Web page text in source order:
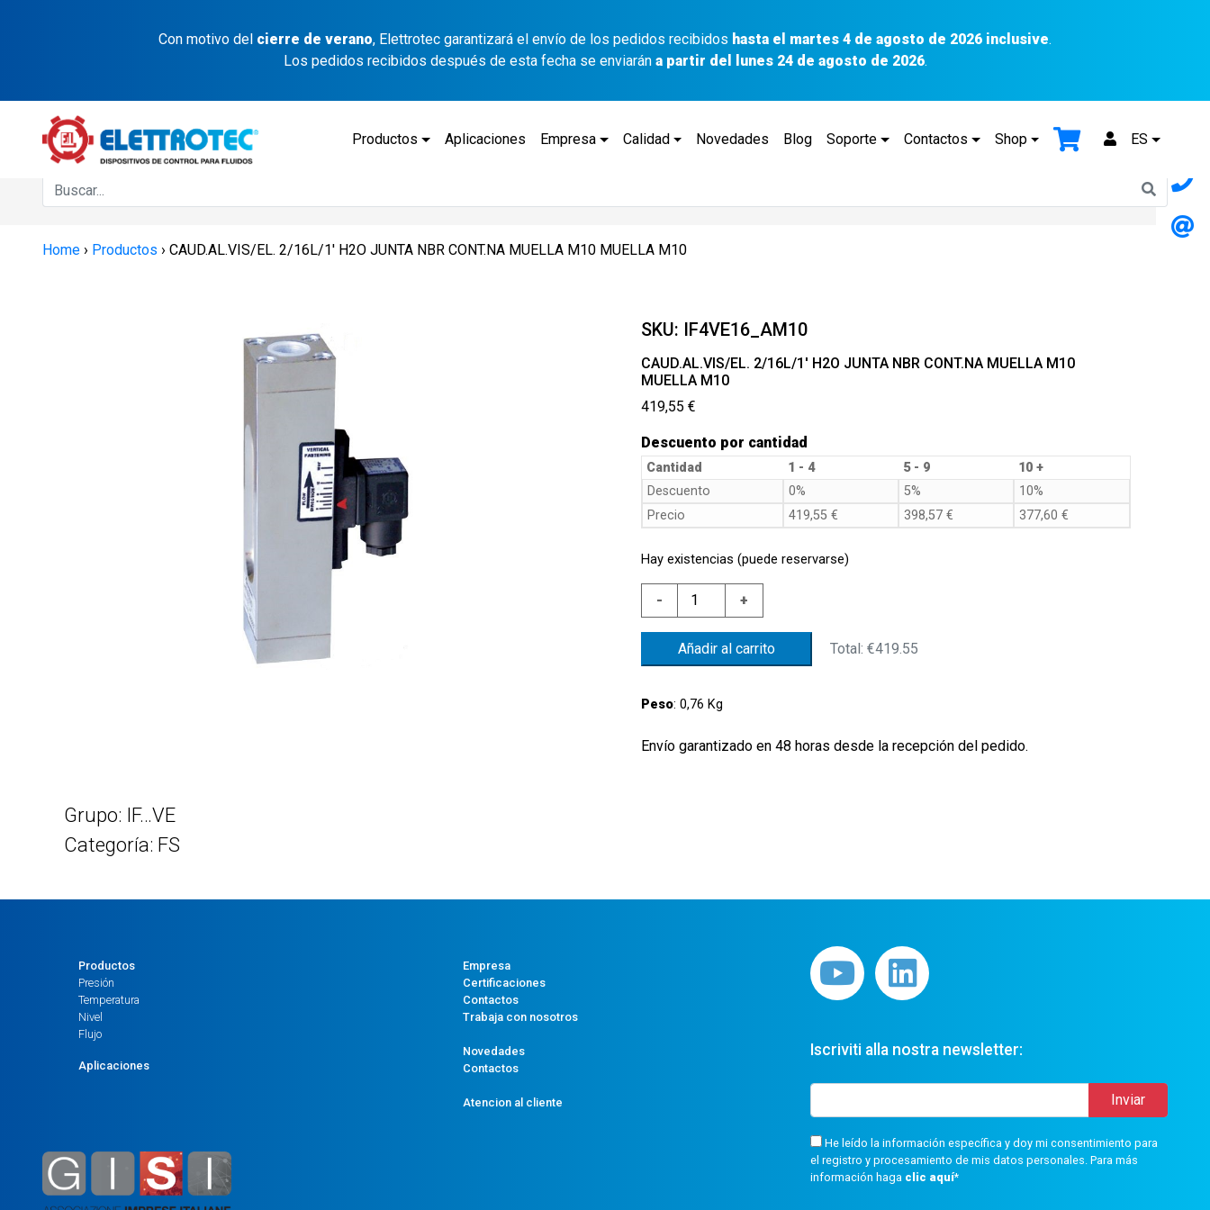
Con motivo del cierre de verano, Elettrotec garantizará el envío de los pedidos recibidos hasta el martes 4 de agosto de 2026 inclusive.
Los pedidos recibidos después de esta fecha se enviarán a partir del lunes 24 de agosto de 2026.
Productos Aplicaciones Empresa Calidad Novedades Blog Soporte Contactos Shop ES
Home › Productos › CAUD.AL.VIS/EL. 2/16L/1′ H2O JUNTA NBR CONT.NA MUELLA M10 MUELLA M10
SKU: IF4VE16_AM10
CAUD.AL.VIS/EL. 2/16L/1′ H2O JUNTA NBR CONT.NA MUELLA M10
MUELLA M10
419,55€
Descuento por cantidad
Cantidad 1 - 4 5 - 9
10 +
Descuento
0% 5%
10%
Precio
419,55€ 398,57€ 377,60€
Hay existencias (puede reservarse)
-
CAUD.AL.VIS/EL.
2/16L/1'
H2O
JUNTA
CONT.NA
M10
+
Añadir al carrito Total:€419.55
Peso: 0,76 Kg
Envío garantizado en 48 horas desde la recepción del pedido.
Grupo: IF…VE
Categoría: FS
Productos
Presión
Temperatura
Nivel
Flujo
Aplicaciones
Empresa
Certificaciones
Contactos
Trabaja con nosotros
Novedades
Contactos
Atencion al cliente
Iscriviti alla nostra newsletter:
He leído la información específica y doy mi consentimiento para
el registro y procesamiento de mis datos personales. Para más
información haga clic aquí*